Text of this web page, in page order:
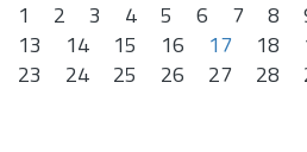
1
2 3 4 5 6 7 8
13
14 15 16 17 18
23
24 25 26 27 28